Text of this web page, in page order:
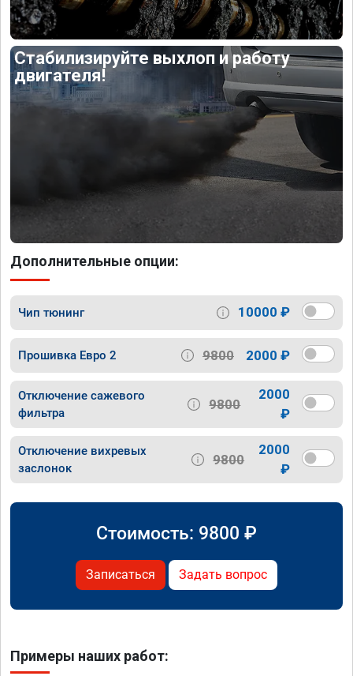
Стабилизируйте выхлоп и работу
двигателя!
Дополнительные опции:
Чип тюнинг 10000 ₽
Прошивка Евро 2 9800 2000 ₽
Отключение сажевого
фильтра
9800
2000
₽
Отключение вихревых
заслонок
9800
2000
₽
Стоимость: 9800 ₽
Записаться Задать вопрос
Примеры наших работ: